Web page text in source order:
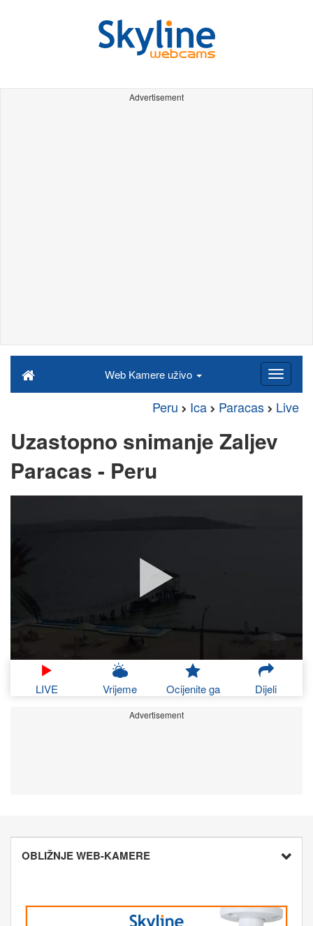
Advertisement
Web Kamere uživo
Peru Ica Paracas Live
Uzastopno snimanje Zaljev
Paracas - Peru
LIVE Vrijeme Ocijenite ga Dijeli
Advertisement
OBLIŽNJE WEB-KAMERE